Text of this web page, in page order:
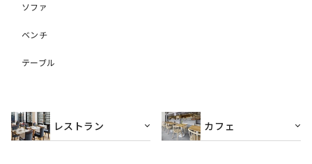
ソファ
ベンチ
テーブル
レストラン カフェ